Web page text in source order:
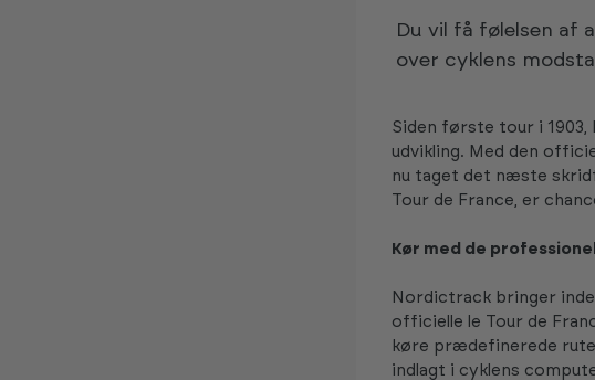
Du vil få følelsen af
over cyklens
Siden første tour i
udvikling. Med den
nu taget det næste
Tour de France, er
Kør med de
Nordictrack bringer
officielle le Tour de
køre prædefinerede
indlagt i cyklens